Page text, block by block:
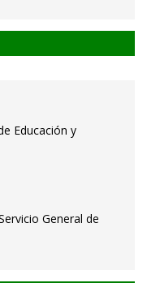
Educación y
General de